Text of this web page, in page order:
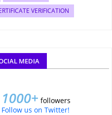
VERIFICATION
MEDIA
1000+ followers
Follow us on Twitter!